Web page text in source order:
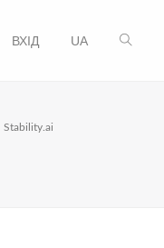
ВХІД UA
Stability.ai